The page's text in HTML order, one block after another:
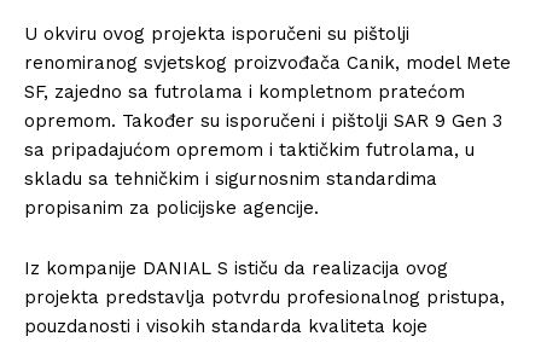
U okviru ovog projekta isporučeni su pištolji
renomiranog svjetskog proizvođača Canik, model Mete
SF, zajedno sa futrolama i kompletnom pratećom
opremom. Također su isporučeni i pištolji SAR 9 Gen 3
sa pripadajućom opremom i taktičkim futrolama, u
skladu sa tehničkim i sigurnosnim standardima
propisanim za policijske agencije.
Iz kompanije DANIAL S ističu da realizacija ovog
projekta predstavlja potvrdu profesionalnog pristupa,
pouzdanosti i visokih standarda kvaliteta koje